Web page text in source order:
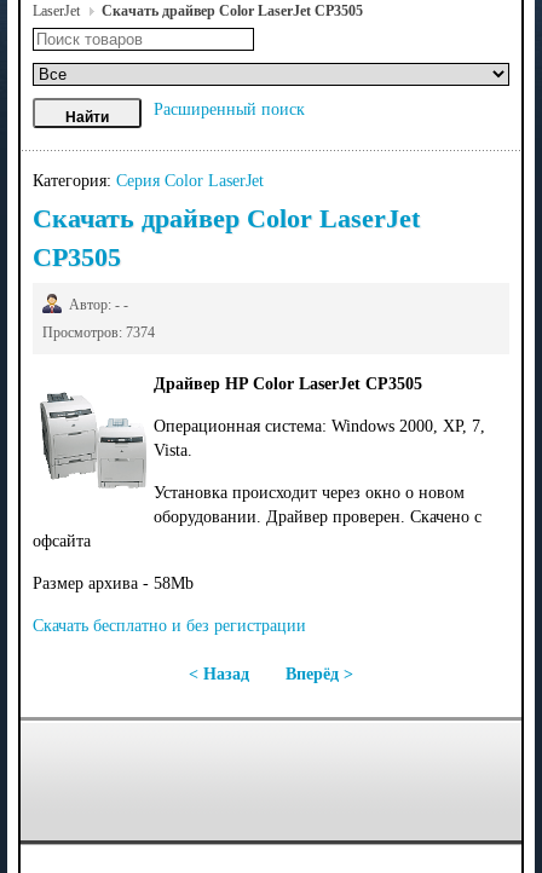
LaserJet
Скачать драйвер Color LaserJet CP3505
Расширенный поиск
Категория: Серия Color LaserJet
Скачать драйвер Color LaserJet
CP3505
Автор: - -
Просмотров: 7374
Драйвер HP Color LaserJet CP3505
Операционная система: Windows 2000, XP, 7,
Vista.
Установка происходит через окно о новом
оборудовании. Драйвер проверен. Скачено с
офсайта
Размер архива - 58Mb
Скачать бесплатно и без регистрации
< Назад Вперёд >